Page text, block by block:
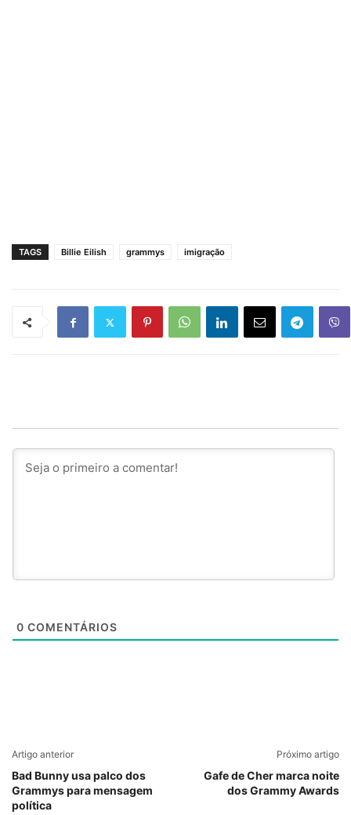
TAGS Billie Eilish grammys imigração
0 COMENTÁRIOS
Artigo anterior
Bad Bunny usa palco dos
Grammys para mensagem
política
Próximo artigo
Gafe de Cher marca noite
dos Grammy Awards